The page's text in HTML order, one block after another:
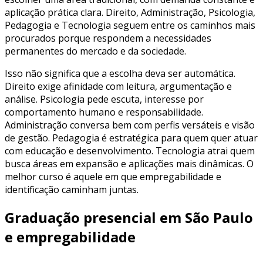
aplicação prática clara. Direito, Administração, Psicologia,
Pedagogia e Tecnologia seguem entre os caminhos mais
procurados porque respondem a necessidades
permanentes do mercado e da sociedade.
Isso não significa que a escolha deva ser automática.
Direito exige afinidade com leitura, argumentação e
análise. Psicologia pede escuta, interesse por
comportamento humano e responsabilidade.
Administração conversa bem com perfis versáteis e visão
de gestão. Pedagogia é estratégica para quem quer atuar
com educação e desenvolvimento. Tecnologia atrai quem
busca áreas em expansão e aplicações mais dinâmicas. O
melhor curso é aquele em que empregabilidade e
identificação caminham juntas.
Graduação presencial em São Paulo
e empregabilidade